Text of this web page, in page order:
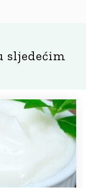
sljedećim